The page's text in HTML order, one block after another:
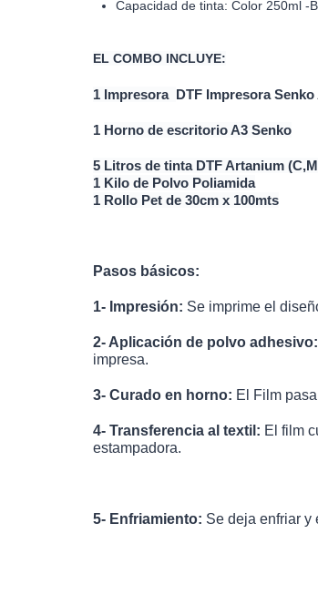
Capacidad de tinta: Color 250ml -
EL COMBO INCLUYE:
1 Impresora DTF Impresora Senko
1 Horno de escritorio A3 Senko
5 Litros de tinta DTF Artanium
1 Kilo de Polvo Poliamida
1 Rollo Pet de 30cm x 100mts
Pasos básicos:
1- Impresión: Se imprime el
2- Aplicación de polvo adhesivo:
impresa.
3- Curado en horno: El Film
4- Transferencia al textil: El film
estampadora.
5- Enfriamiento: Se deja enfriar y